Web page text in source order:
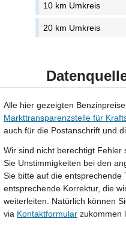
10 km Umkreis
20 km Umkreis
Alle hier gezeigten
Markttransparenzstelle für
auch für die Postanschrift und
Wir sind nicht berechtigt Fehler
Sie Unstimmigkeiten bei den
Sie bitte auf die entsprechende
entsprechende Korrektur, die
weiterleiten. Natürlich können
via Kontaktformular zukommen